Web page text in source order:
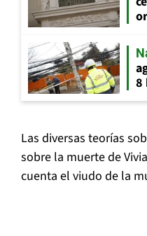
8
Las diversas teorías
sobre la muerte de
cuenta el viudo de la